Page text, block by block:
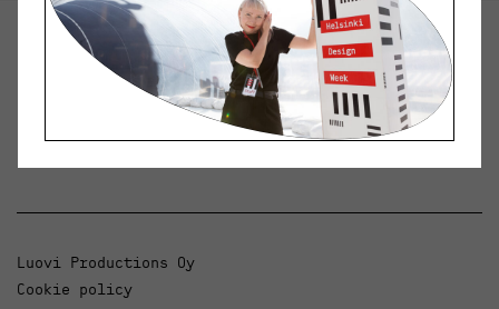
Helsinki Design Weekly
Dialogue, news and phenomena in design and
Luovi Productions Oy
Cookie policy